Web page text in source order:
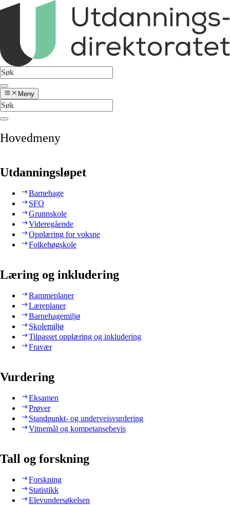
Meny
Hovedmeny
Utdanningsløpet
Barnehage
SFO
Grunnskole
Videregående
Opplæring for voksne
Folkehøgskole
Læring og inkludering
Rammeplaner
Læreplaner
Barnehagemiljø
Skolemiljø
Tilpasset opplæring og inkludering
Fravær
Vurdering
Eksamen
Prøver
Standpunkt- og underveisvurdering
Vitnemål og kompetansebevis
Tall og forskning
Forskning
Statistikk
Elevundersøkelsen